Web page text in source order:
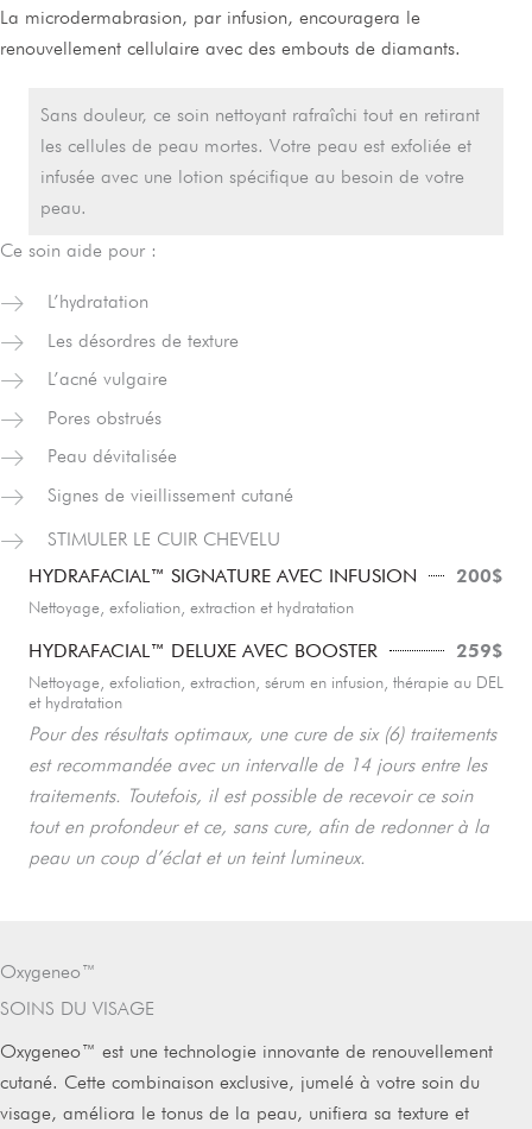
La microdermabrasion, par infusion, encouragera le
renouvellement cellulaire avec des embouts de diamants.
Sans douleur, ce soin nettoyant rafraîchi tout en retirant
les cellules de peau mortes. Votre peau est exfoliée et
infusée avec une lotion spécifique au besoin de votre
peau.
Ce soin aide pour :
L’hydratation
Les désordres de texture
L’acné vulgaire
Pores obstrués
Peau dévitalisée
Signes de vieillissement cutané
STIMULER LE CUIR CHEVELU
HYDRAFACIAL™ SIGNATURE AVEC INFUSION
200$
Nettoyage, exfoliation, extraction et hydratation
HYDRAFACIAL™ DELUXE AVEC BOOSTER 259$
Nettoyage, exfoliation, extraction, sérum en infusion, thérapie au DEL
et hydratation
Pour des résultats optimaux, une cure de six (6) traitements
est recommandée avec un intervalle de 14 jours entre les
traitements. Toutefois, il est possible de recevoir ce soin
tout en profondeur et ce, sans cure, afin de redonner à la
peau un coup d’éclat et un teint lumineux.
Oxygeneo™
SOINS DU VISAGE
Oxygeneo™ est une technologie innovante de renouvellement
cutané. Cette combinaison exclusive, jumelé à votre soin du
visage, améliora le tonus de la peau, unifiera sa texture et